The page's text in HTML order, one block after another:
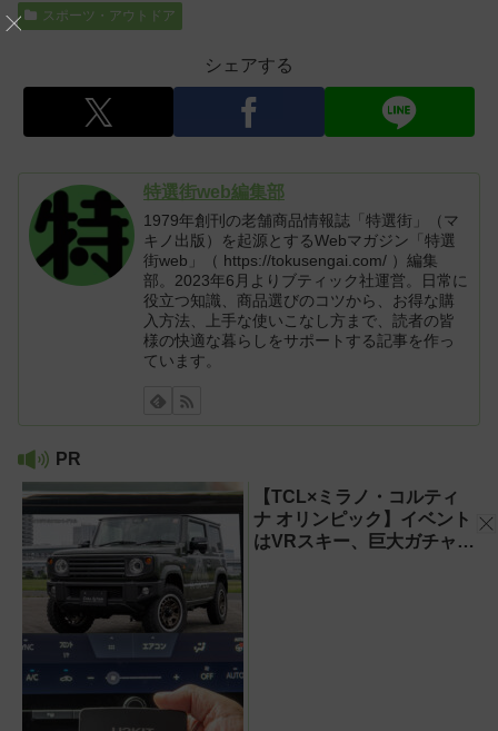
スポーツ・アウトドア
シェアする
特選街web編集部
1979年創刊の老舗商品情報誌「特選街」（マ
キノ出版）を起源とするWebマガジン「特選
街web」（ https://tokusengai.com/ ）編集
部。2023年6月よりブティック社運営。日常に
役立つ知識、商品選びのコツから、お得な購
入方法、上手な使いこなし方まで、読者の皆
様の快適な暮らしをサポートする記事を作っ
ています。
PR
【TCL×ミラノ・コルティ
ナ オリンピック】イベント
はVRスキー、巨大ガチャな